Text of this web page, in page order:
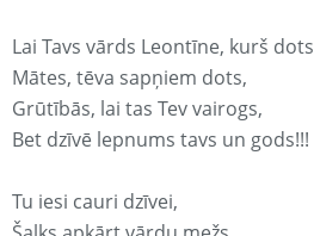
Lai Tavs vārds Leontīne, kurš
Mātes, tēva sapņiem dots,
Grūtībās, lai tas Tev vairogs,
Bet dzīvē lepnums tavs un gods!!!
Tu iesi cauri dzīvei,